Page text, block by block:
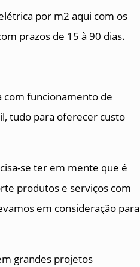
por m2 aqui com os
prazos de 15 à 90 dias.
com funcionamento de
tudo para oferecer custo
se ter em mente que é
produtos e serviços com
em consideração para
grandes projetos